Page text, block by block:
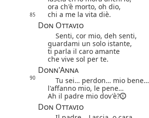
ora ch'è morto, oh dio,
85 chi a me la vita diè.
Don Ottavio
Senti, cor mio, deh senti,
guardami un solo istante,
ti parla il caro amante
che vive sol per te.
Donn'Anna
90
Tu sei… perdon… mio bene…
l'affanno mio, le pene…
Ah il padre mio dov'è?
Don Ottavio